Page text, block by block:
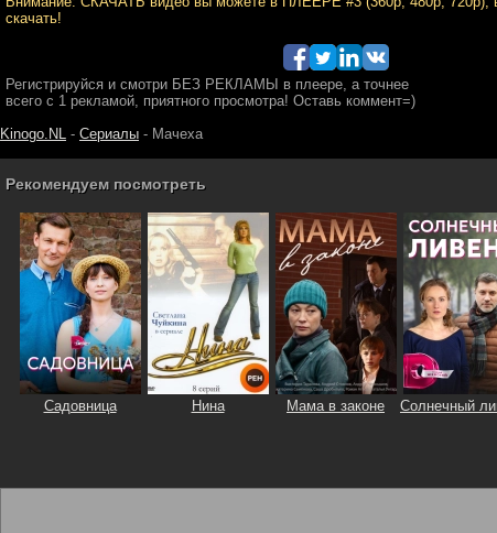
Kinogo.NL - Сериалы - Мачеха
Рекомендуем посмотреть
Садовница Нина Мама в законе Солнечный